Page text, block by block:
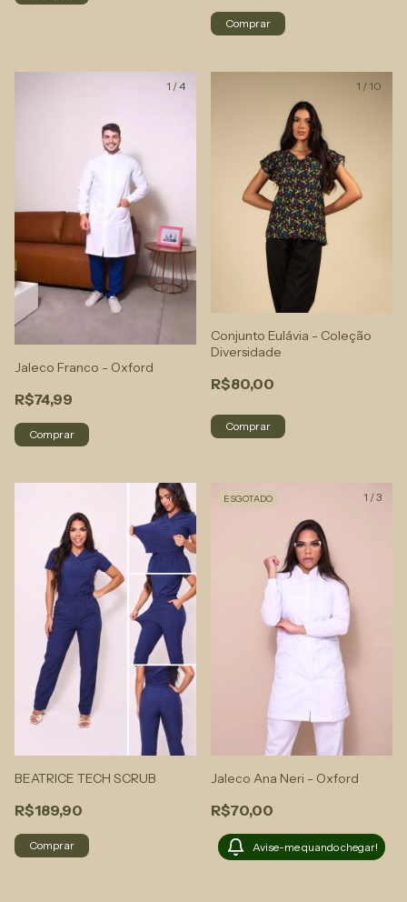
Comprar
1 /4
Jaleco Franco - Oxford
R$74,99
Comprar
1 / 10
Conjunto Eulávia - Coleção
Diversidade
R$80,00
Comprar
1/4
BEATRICE TECH SCRUB
R$189,90
Comprar
1 /3
ESGOTADO
Jaleco Ana Neri - Oxford
R$70,00
Avise-me quando chegar!